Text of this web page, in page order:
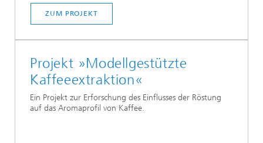
ZUM PROJEKT
Projekt »Modellgestützte
Kaffeeextraktion«
Ein Projekt zur Erforschung des Einflusses der Röstung
auf das Aromaprofil von Kaffee.